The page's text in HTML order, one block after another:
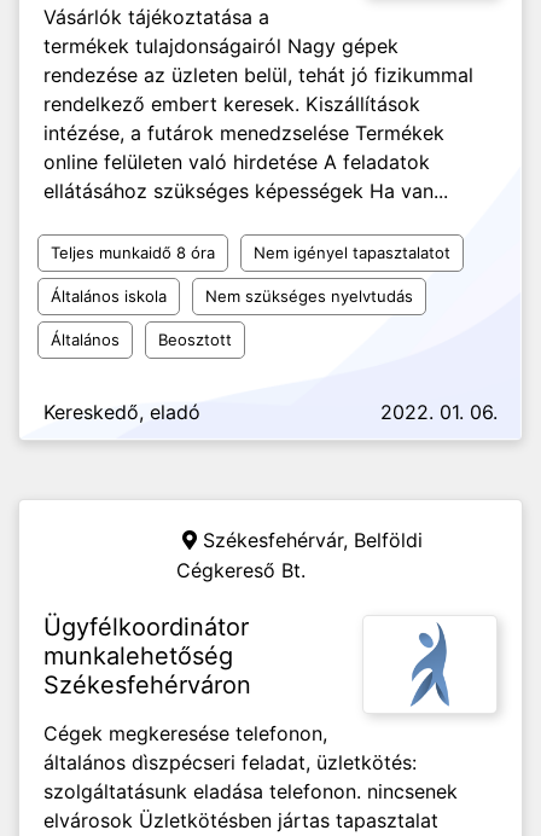
Vásárlók tájékoztatása a
termékek tulajdonságairól Nagy gépek
rendezése az üzleten belül, tehát jó fizikummal
rendelkező embert keresek. Kiszállítások
intézése, a futárok menedzselése Termékek
online felületen való hirdetése A feladatok
ellátásához szükséges képességek Ha van...
Teljes munkaidő 8 óra Nem igényel tapasztalatot
Általános iskola Nem szükséges nyelvtudás
Általános Beosztott
Kereskedő, eladó 2022. 01. 06.
Székesfehérvár, Belföldi
Cégkereső Bt.
Ügyfélkoordinátor
munkalehetőség
Székesfehérváron
Cégek megkeresése telefonon,
általános dìszpécseri feladat, üzletkötés:
szolgáltatásunk eladása telefonon. nincsenek
elvárosok Üzletkötésben jártas tapasztalat